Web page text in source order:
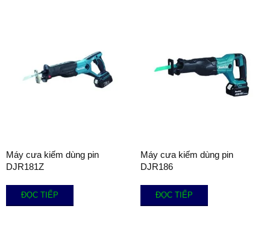
Máy cưa kiếm dùng pin
DJR181Z
ĐỌC TIẾP
Máy cưa kiếm dùng pin
DJR186
ĐỌC TIẾP